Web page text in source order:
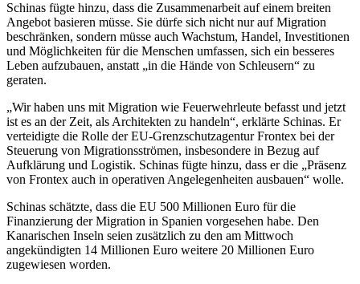
Schinas fügte hinzu, dass die Zusammenarbeit auf einem breiten
Angebot basieren müsse. Sie dürfe sich nicht nur auf Migration
beschränken, sondern müsse auch Wachstum, Handel, Investitionen
und Möglichkeiten für die Menschen umfassen, sich ein besseres
Leben aufzubauen, anstatt „in die Hände von Schleusern“ zu
geraten.
„Wir haben uns mit Migration wie Feuerwehrleute befasst und jetzt
ist es an der Zeit, als Architekten zu handeln“, erklärte Schinas. Er
verteidigte die Rolle der EU-Grenzschutzagentur Frontex bei der
Steuerung von Migrationsströmen, insbesondere in Bezug auf
Aufklärung und Logistik. Schinas fügte hinzu, dass er die „Präsenz
von Frontex auch in operativen Angelegenheiten ausbauen“ wolle.
Schinas schätzte, dass die EU 500 Millionen Euro für die
Finanzierung der Migration in Spanien vorgesehen habe. Den
Kanarischen Inseln seien zusätzlich zu den am Mittwoch
angekündigten 14 Millionen Euro weitere 20 Millionen Euro
zugewiesen worden.